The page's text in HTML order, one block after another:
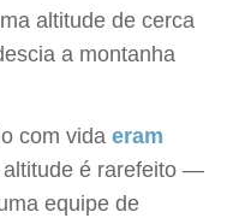
altitude de cerca
a montanha
com vida eram
altitude é rarefeito —
equipe de